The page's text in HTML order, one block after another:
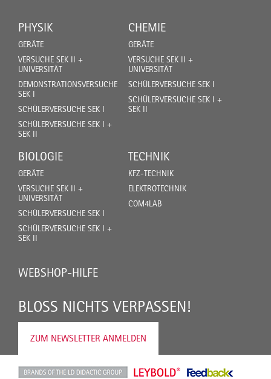
PHYSIK
GERÄTE
VERSUCHE SEK II +
UNIVERSITÄT
DEMONSTRATIONSVERSUCHE
SEK I
SCHÜLERVERSUCHE SEK I
SCHÜLERVERSUCHE SEK I +
SEK II
CHEMIE
GERÄTE
VERSUCHE SEK II +
UNIVERSITÄT
SCHÜLERVERSUCHE SEK I
SCHÜLERVERSUCHE SEK I +
SEK II
BIOLOGIE
GERÄTE
VERSUCHE SEK II +
UNIVERSITÄT
SCHÜLERVERSUCHE SEK I
SCHÜLERVERSUCHE SEK I +
SEK II
TECHNIK
KFZ-TECHNIK
ELEKTROTECHNIK
COM4LAB
WEBSHOP-HILFE
BLOSS NICHTS VERPASSEN!
ZUM NEWSLETTER ANMELDEN